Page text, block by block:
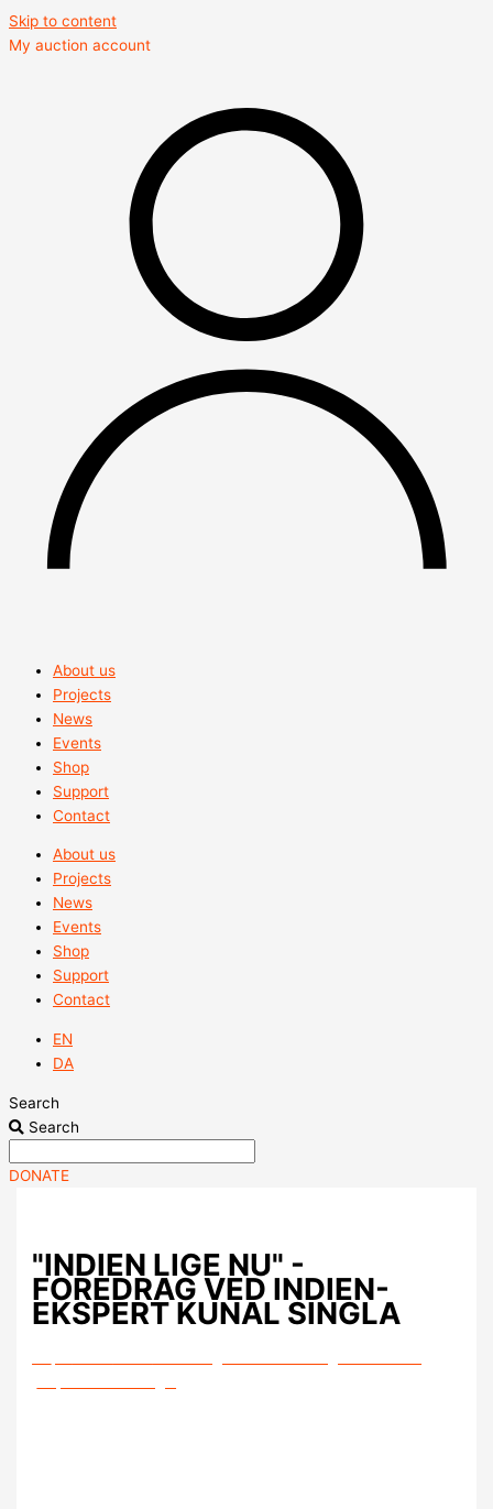
Skip to content
My auction account
About us
Projects
News
Events
Shop
Support
Contact
About us
Projects
News
Events
Shop
Support
Contact
EN
DA
Search
Search
DONATE
"INDIEN LIGE NU" -
FOREDRAG VED INDIEN-
EKSPERT KUNAL SINGLA